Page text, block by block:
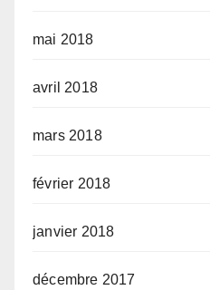
mai 2018
avril 2018
mars 2018
février 2018
janvier 2018
décembre 2017